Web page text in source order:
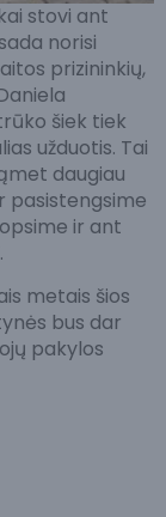
stovi ant
norisi
prizininkių,
šiek tiek
užduotis. Tai
daugiau
pasistengsime
ir ant
metais šios
bus dar
pakylos